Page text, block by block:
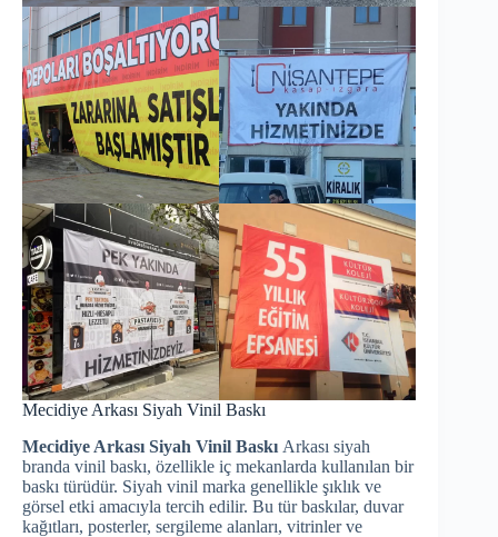
Mecidiye Arkası Siyah Vinil Baskı
Mecidiye Arkası Siyah Vinil Baskı Arkası siyah
branda vinil baskı, özellikle iç mekanlarda kullanılan bir
baskı türüdür. Siyah vinil marka genellikle şıklık ve
görsel etki amacıyla tercih edilir. Bu tür baskılar, duvar
kağıtları, posterler, sergileme alanları, vitrinler ve